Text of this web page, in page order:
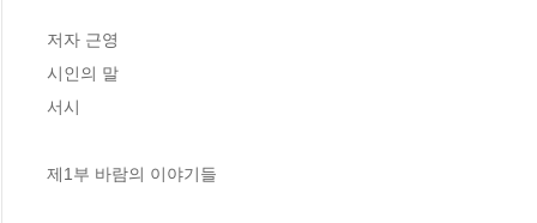
저자 근영
시인의 말
서시
제1부 바람의 이야기들